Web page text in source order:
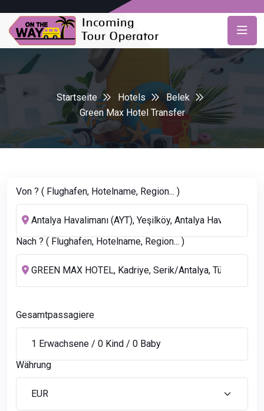
Startseite Hotels
Belek
Green Max Hotel Transfer
Von ? ( Flughafen, Hotelname, Region... )
Nach ? ( Flughafen, Hotelname, Region... )
Gesamtpassagiere
Währung